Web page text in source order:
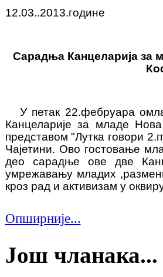
12.03..2013.године
Сарадња Канцеларија за
У петак 22.фебруара
Канцеларије за младе
представом "Лутка говори
Чајетини. Ово гостовање
део сарадње ове две
умрежавању младих
кроз рад и активизам у
Опширније...
Још чланака...